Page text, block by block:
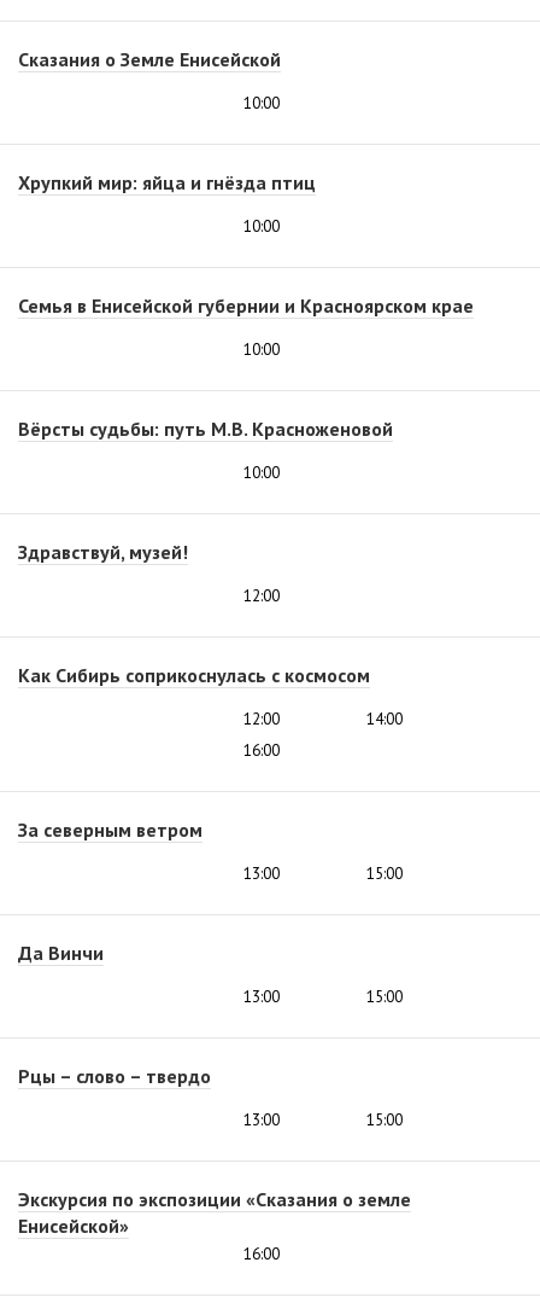
Сказания о Земле Енисейской
10:00
Хрупкий мир: яйца и гнёзда птиц
10:00
Семья в Енисейской губернии и Красноярском крае
10:00
Вёрсты судьбы: путь М.В. Красноженовой
10:00
Здравствуй, музей!
12:00
Как Сибирь соприкоснулась с космосом
12:00
14:00
16:00
За северным ветром
13:00 15:00
Да Винчи
13:00 15:00
Рцы – слово – твердо
13:00 15:00
Экскурсия по экспозиции «Сказания о земле
Енисейской»
16:00